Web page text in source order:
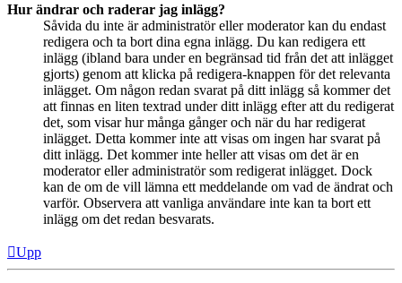
Hur ändrar och raderar jag inlägg?
Såvida du inte är administratör eller moderator kan du endast
redigera och ta bort dina egna inlägg. Du kan redigera ett
inlägg (ibland bara under en begränsad tid från det att inlägget
gjorts) genom att klicka på redigera-knappen för det relevanta
inlägget. Om någon redan svarat på ditt inlägg så kommer det
att finnas en liten textrad under ditt inlägg efter att du redigerat
det, som visar hur många gånger och när du har redigerat
inlägget. Detta kommer inte att visas om ingen har svarat på
ditt inlägg. Det kommer inte heller att visas om det är en
moderator eller administratör som redigerat inlägget. Dock
kan de om de vill lämna ett meddelande om vad de ändrat och
varför. Observera att vanliga användare inte kan ta bort ett
inlägg om det redan besvarats.
Upp